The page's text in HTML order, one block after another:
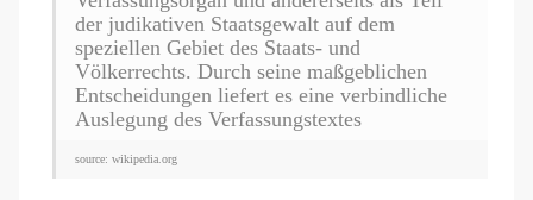
der judikativen Staatsgewalt auf dem
speziellen Gebiet des Staats- und
Völkerrechts. Durch seine maßgeblichen
Entscheidungen liefert es eine verbindliche
Auslegung des Verfassungstextes
source: wikipedia.org